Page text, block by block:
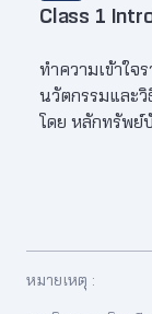
Class 1
ทำความเข้าใจ
นวัตกรรมและ
โดย หลักทรัพย์
หมายเหตุ :